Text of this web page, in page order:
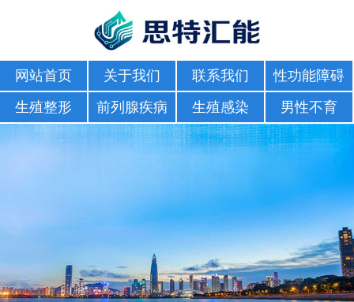
网站首页 关于我们 联系我们
性功能障碍
生殖整形
前列腺疾病 生殖感染 男性不育